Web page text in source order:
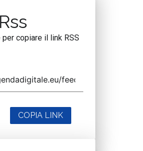
copiare il link RSS
COPIA LINK